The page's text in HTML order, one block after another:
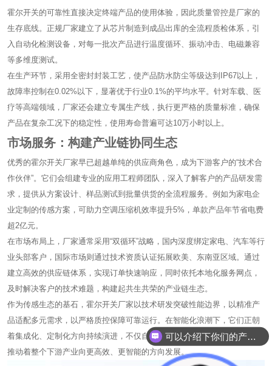
霍尔开关的可靠性直接决定终端产品的使用体验，因此质量管控是厂家的
生存底线。正规厂家建立了从芯片制造到成品出库的全流程质检体系，引
入自动化检测设备，对每一批次产品进行温度循环、振动冲击、电磁兼容
等多维度测试。
在生产环节，采用全密封封装工艺，使产品防水防尘等级达到IP67以上，
故障率控制在0.02%以下，显著优于行业0.1%的平均水平。针对车载、医
疗等高端领域，厂家还会建立专属生产线，执行更严格的质量标准，确保
产品在复杂工况下的稳定性，使用寿命普遍可达10万小时以上。
市场服务：构建产业链协同生态
优秀的霍尔开关厂家早已超越单纯的供应商角色，成为下游客户的“技术合
作伙伴”。它们会组建专业的应用工程师团队，深入了解客户的产品研发需
求，提供从方案设计、样品测试到批量供货的全流程服务。例如为家电企
业定制的传感方案，可助力空调压缩机效率提升5%，单款产品年节省电费
超2亿元。
在市场布局上，厂家通常采用“双循环”战略，国内深度绑定家电、汽车等行
业头部客户，国际市场则通过技术资质认证拓展欧美、东南亚区域。通过
建立高效的供应链体系，实现订单快速响应，同时依托本地化服务网点，
及时解决客户的技术难题，构建起共生共荣的产业链生态。
作为传感生态的基石，霍尔开关厂家以技术研发突破性能边界，以精准产
品适配多元需求，以严格质控保障可靠运行。在智能化浪潮下，它们正朝
着集成化、定制化方向持续演进，不仅自身成长为产业链的核心力量，更
推动着整个下游产业向更高效、更智能的方向发展。
可以介绍下你们的产品么？